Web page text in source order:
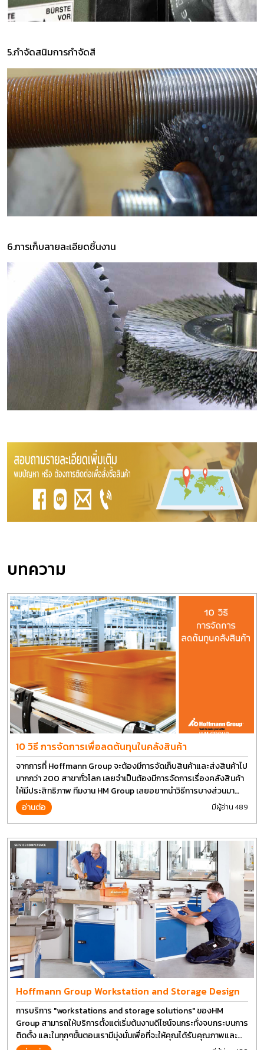
5.กำจัดสนิมการกำจัดสี
6.การเก็บลายละเอียดชิ้นงาน
บทความ
10 วิธี การจัดการเพื่อลดต้นทุนในคลังสินค้า
จากการที่ Hoffmann Group จะต้องมีการจัดเก็บสินค้าและส่งสินค้าไป
มากกว่า 200 สาขาทั่วโลก เลยจำเป็นต้องมีการจัดการเรื่องคลังสินค้า
ให้มีประสิทธิภาพ ทีมงาน HM Group เลยอยากนำวิธีการบางส่วนมา
แบ่งปันกัน
อ่านต่อ มีผู้อ่าน 489
Hoffmann Group Workstation and Storage Design
การบริการ "workstations and storage solutions" ของHM
Group สามารถให้บริการตั้งแต่เริ่มต้นงานดีไซน์จนกระทั่งจบกระบนการ
ติดตั้ง และในทุกๆขั้นตอนเรามีมุ่งมั่นเพื่อที่จะให้คุณได้รับคุณภาพและ